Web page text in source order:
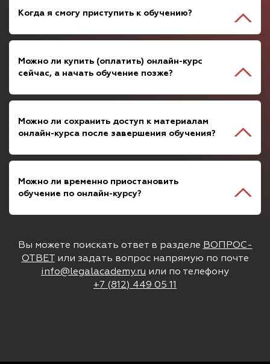
Когда я смогу приступить к обучению?
Можно ли купить (оплатить) онлайн-курс
сейчас, а начать обучение позже?
Можно ли сохранить доступ к материалам
онлайн-курса после завершения обучения?
Можно ли временно приостановить
обучение по онлайн-курсу?
Вы можете поискать ответ в разделе ВОПРОС-
ОТВЕТ
или задать вопрос напрямую по почте
info@legalacademy.ru или по телефону
+7 (812) 449 05 11